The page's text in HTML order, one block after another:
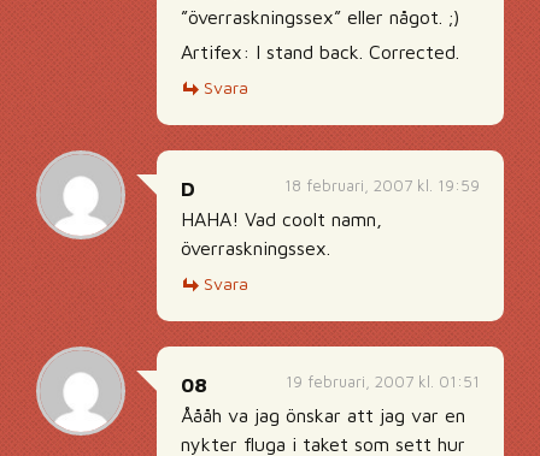
”överraskningssex” eller något. ;)
Artifex: I stand back. Corrected.
Svara
18 februari, 2007 kl. 19:59
D
HAHA! Vad coolt namn,
överraskningssex.
Svara
19 februari, 2007 kl. 01:51
08
Åååh va jag önskar att jag var en
nykter fluga i taket som sett hur